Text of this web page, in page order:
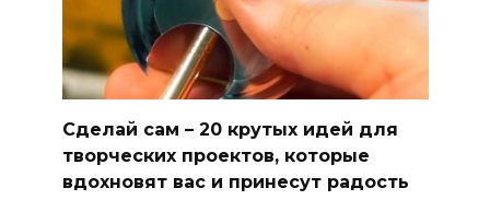
Сделай сам – 20 крутых идей для
творческих проектов, которые
вдохновят вас и принесут радость